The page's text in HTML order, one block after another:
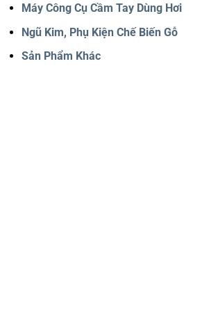
Máy Công Cụ Cầm Tay Dùng Hơi
Ngũ Kim, Phụ Kiện Chế Biến Gỗ
Sản Phẩm Khác